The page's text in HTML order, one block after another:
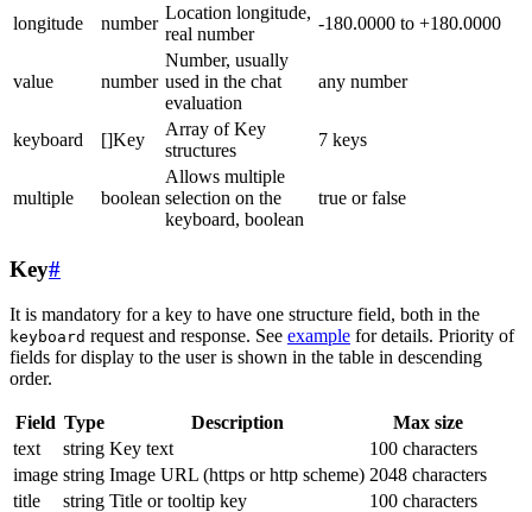
longitude
number
Location longitude,
real number
-180.0000 to +180.0000
value number
Number, usually
used in the chat
evaluation
any number
keyboard []Key
Array of Key
structures
7 keys
multiple boolean
Allows multiple
selection on the
keyboard, boolean
true or false
Key#
It is mandatory for a key to have one structure field, both in the
keyboard request and response. See example for details. Priority of
fields for display to the user is shown in the table in descending
order.
Field Type Description
Max size
text
string Key text
100 characters
image string Image URL (https or http scheme) 2048 characters
title
string Title or tooltip key
100 characters